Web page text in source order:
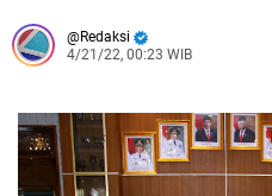
Redaksi
4/21/22, 00:23 WIB